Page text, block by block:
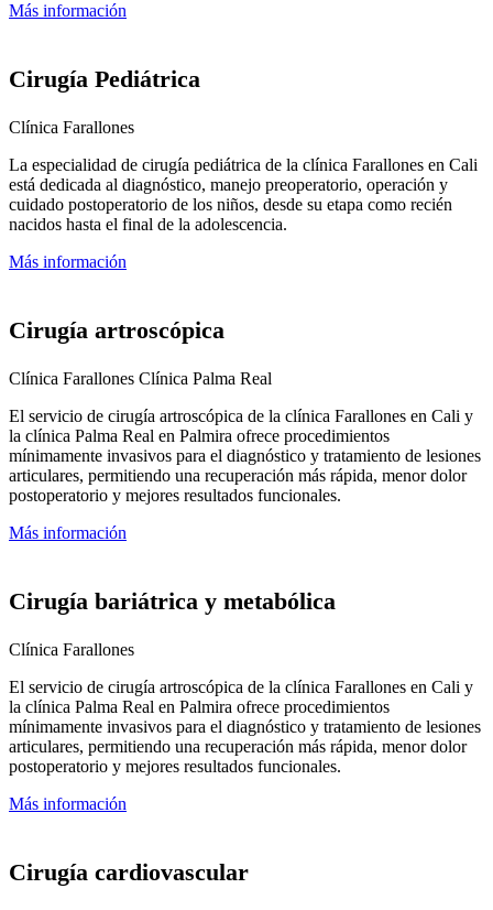
Más información
Cirugía Pediátrica
Clínica Farallones
La especialidad de cirugía pediátrica de la clínica Farallones en Cali
está dedicada al diagnóstico, manejo preoperatorio, operación y
cuidado postoperatorio de los niños, desde su etapa como recién
nacidos hasta el final de la adolescencia.
Más información
Cirugía artroscópica
Clínica Farallones Clínica Palma Real
El servicio de cirugía artroscópica de la clínica Farallones en Cali y
la clínica Palma Real en Palmira ofrece procedimientos
mínimamente invasivos para el diagnóstico y tratamiento de lesiones
articulares, permitiendo una recuperación más rápida, menor dolor
postoperatorio y mejores resultados funcionales.
Más información
Cirugía bariátrica y metabólica
Clínica Farallones
El servicio de cirugía artroscópica de la clínica Farallones en Cali y
la clínica Palma Real en Palmira ofrece procedimientos
mínimamente invasivos para el diagnóstico y tratamiento de lesiones
articulares, permitiendo una recuperación más rápida, menor dolor
postoperatorio y mejores resultados funcionales.
Más información
Cirugía cardiovascular